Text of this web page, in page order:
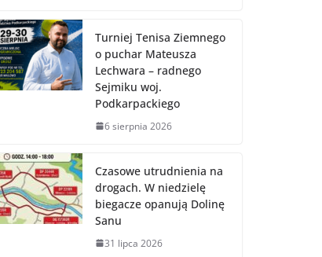
Turniej Tenisa Ziemnego
o puchar Mateusza
Lechwara – radnego
Sejmiku woj.
Podkarpackiego
6 sierpnia 2026
Czasowe utrudnienia na
drogach. W niedzielę
biegacze opanują Dolinę
Sanu
31 lipca 2026